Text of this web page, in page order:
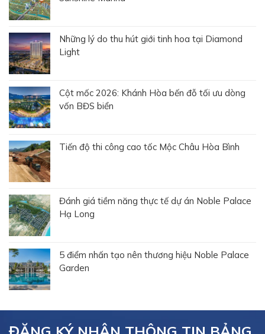
Những lý do thu hút giới tinh hoa tại Diamond
Light
Cột mốc 2026: Khánh Hòa bến đỗ tối ưu dòng
vốn BĐS biển
Tiến độ thi công cao tốc Mộc Châu Hòa Bình
Đánh giá tiềm năng thực tế dự án Noble Palace
Hạ Long
5 điểm nhấn tạo nên thương hiệu Noble Palace
Garden